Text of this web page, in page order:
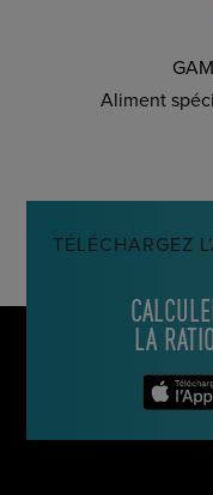
Aliment
TÉLÉCHARGEZ
LA